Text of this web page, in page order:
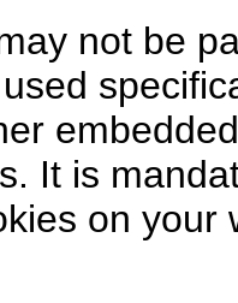
not be
It is
on your